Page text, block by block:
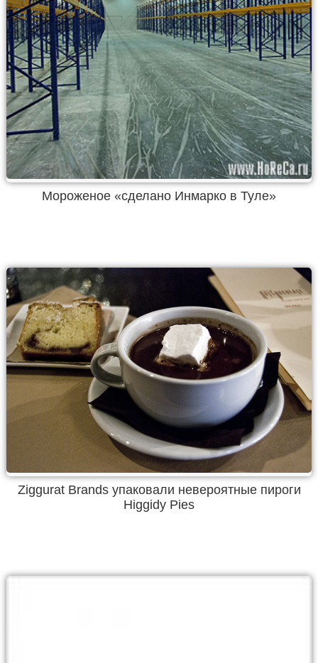
Мороженое «сделано Инмарко в Туле»
Ziggurat Brands упаковали невероятные пироги
Higgidy Pies